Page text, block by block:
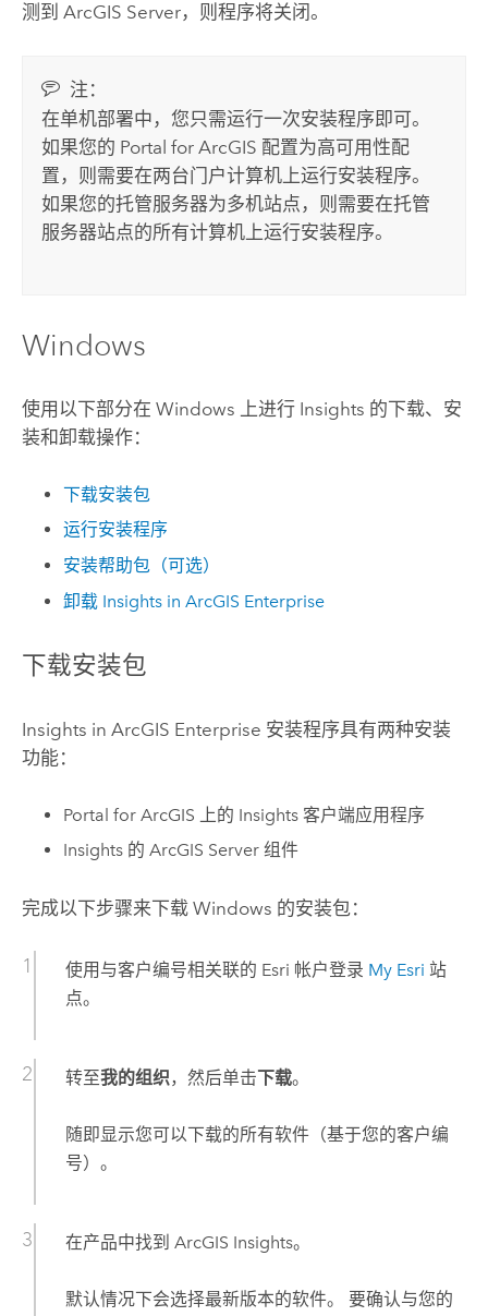
测到 ArcGIS Server，则程序将关闭。
注：
在单机部署中，您只需运行一次安装程序即可。
如果您的 Portal for ArcGIS 配置为高可用性配
置，则需要在两台门户计算机上运行安装程序。
如果您的托管服务器为多机站点，则需要在托管
服务器站点的所有计算机上运行安装程序。
Windows
使用以下部分在 Windows 上进行 Insights 的下载、安
装和卸载操作：
下载安装包
运行安装程序
安装帮助包（可选）
卸载 Insights in ArcGIS Enterprise
下载安装包
Insights in ArcGIS Enterprise 安装程序具有两种安装
功能：
Portal for ArcGIS 上的 Insights 客户端应用程序
Insights 的ArcGIS Server 组件
完成以下步骤来下载 Windows 的安装包：
使用与客户编号相关联的 Esri 帐户登录 My Esri 站
点。
转至我的组织，然后单击下载。
随即显示您可以下载的所有软件（基于您的客户编
号）。
在产品中找到 ArcGIS Insights。
默认情况下会选择最新版本的软件。 要确认与您的